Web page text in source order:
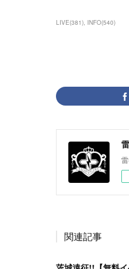
LIVE(381) INFO(540)
関連記事